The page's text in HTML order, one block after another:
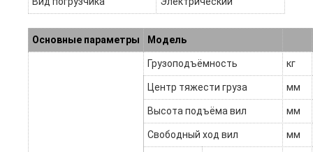
Основные параметры Модель
Грузоподъёмность кг
Центр тяжести груза мм
Высота подъёма вил мм
Свободный ход вил мм